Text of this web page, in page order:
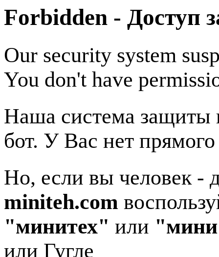
Forbidden - Доступ
Our security system
You don't have
Наша система защиты
бот. У Вас нет
Но, если вы человек -
miniteh.com
"минитех" или "мини
или Гугле